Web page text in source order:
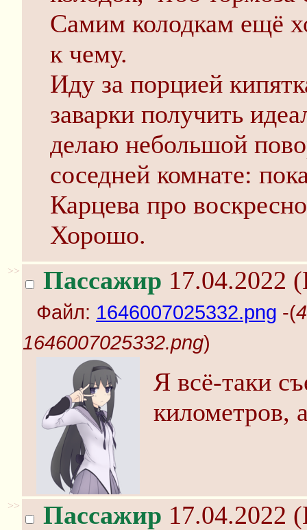
Самим колодкам ещё
к чему.
Иду за порцией
заварки получить
делаю небольшой
соседней комнате:
Карцева про
Хорошо.
>> Пассажир 17.04.2022
Файл: 1646007025332.png -(
1646007025332.png)
Я всё-таки
километров,
>> Пассажир 17.04.2022